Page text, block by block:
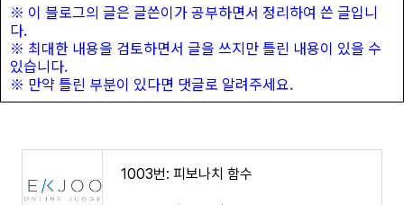
※ 이 블로그의 글은 글쓴이가 공부하면서 정리하여 쓴 글입니
다.
※ 최대한 내용을 검토하면서 글을 쓰지만 틀린 내용이 있을 수
있습니다.
※ 만약 틀린 부분이 있다면 댓글로 알려주세요.
1003번: 피보나치 함수